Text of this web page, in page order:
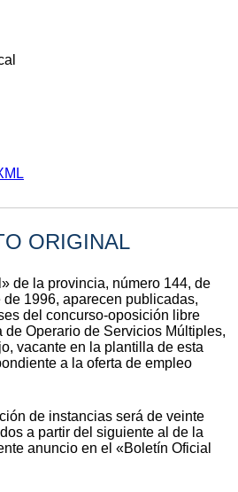
ORIGINAL
de la provincia, número 144, de
1996, aparecen publicadas,
del concurso-oposición libre
de Operario de Servicios Múltiples,
vacante en la plantilla de esta
a la oferta de empleo
de instancias será de veinte
a partir del siguiente al de la
anuncio en el «Boletín Oficial